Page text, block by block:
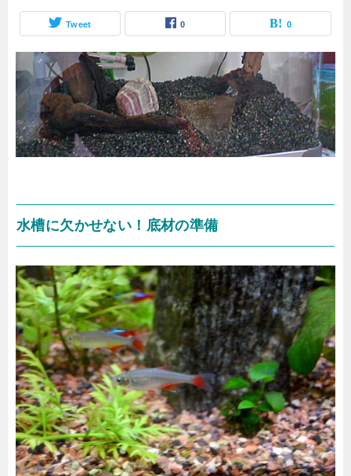
Tweet 0 0
水槽に欠かせない！底材の準備